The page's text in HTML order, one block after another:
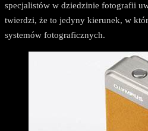
specjalistów w dziedzinie fotografii
twierdzi, że to jedyny kierunek, w
systemów fotograficznych.